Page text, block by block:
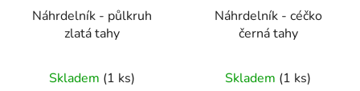
Náhrdelník - půlkruh
zlatá tahy
Skladem (1 ks)
Náhrdelník - céčko
černá tahy
Skladem (1 ks)